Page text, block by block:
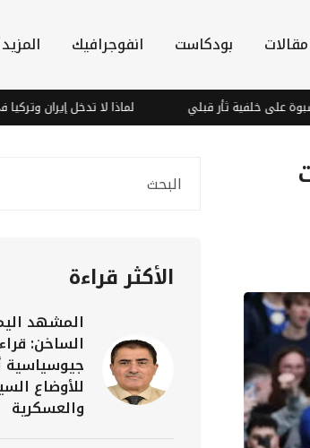
مقالات بودكاست انفوجرافيك المزيد
ثأر قبلي لماذا لا تدخل إيران وتركيا في
الأكثر قراءة
المشهد
الساخن:
جيوسياسية
للأوضاع
والعسكرية